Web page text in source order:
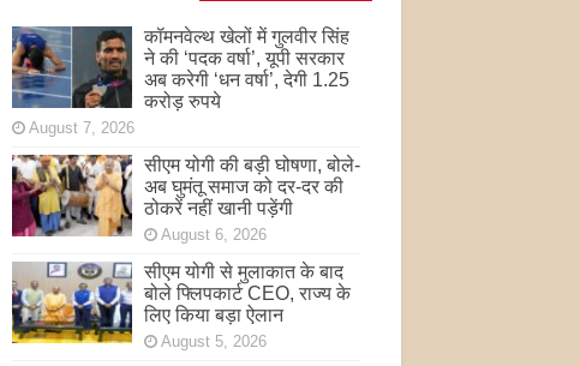
कॉमनवेल्थ खेलों में गुलवीर सिंह
ने की ‘पदक वर्षा’, यूपी सरकार
अब करेगी ‘धन वर्षा’, देगी 1.25
करोड़ रुपये
August 7, 2026
सीएम योगी की बड़ी घोषणा, बोले-
अब घुमंतू समाज को दर-दर की
ठोकरें नहीं खानी पड़ेंगी
August 6, 2026
सीएम योगी से मुलाकात के बाद
बोले फ्लिपकार्ट CEO, राज्य के
लिए किया बड़ा ऐलान
August 5, 2026